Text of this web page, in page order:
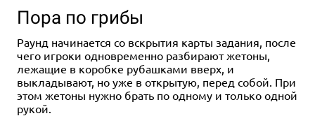
Пора по грибы
Раунд начинается со вскрытия карты задания, после
чего игроки одновременно разбирают жетоны,
лежащие в коробке рубашками вверх, и
выкладывают, но уже в открытую, перед собой. При
этом жетоны нужно брать по одному и только одной
рукой.